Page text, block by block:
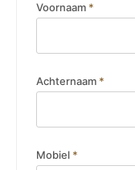
Voornaam *
Achternaam *
Mobiel *